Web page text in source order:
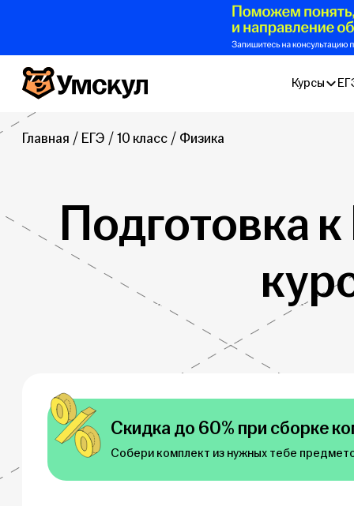
Умскул
Курсы
Главная ЕГЭ 10 класс Физика
Подготовка
Скидка до 60% при сборке
Собери комплект из нужных тебе